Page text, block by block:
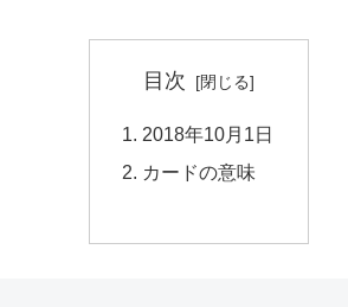
目次
2018年10月1日
カードの意味